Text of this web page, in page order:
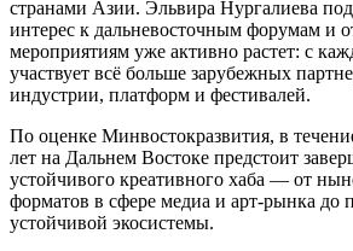
странами Азии. Эльвира Нургалиева
интерес к дальневосточным форумам и
мероприятиям уже активно растет: с
участвует всё больше зарубежных
индустрии, платформ и фестивалей.
По оценке Минвостокразвития, в
лет на Дальнем Востоке предстоит
устойчивого креативного хаба — от
форматов в сфере медиа и арт-рынка до
устойчивой экосистемы.